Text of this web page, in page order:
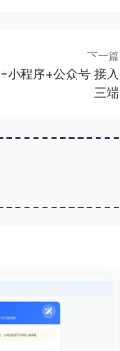
下一篇
小程序+公众号 接入
三端